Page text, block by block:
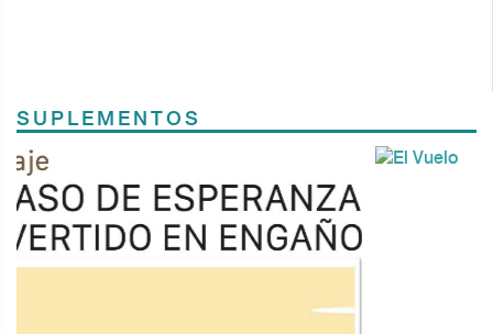
SUPLEMENTOS
Next
TODOS LOS SUPLEMENTOS